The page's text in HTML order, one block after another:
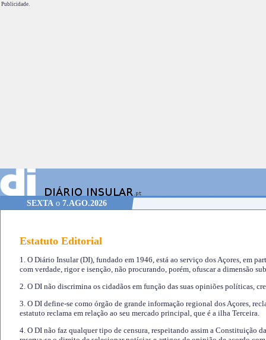
Publicidade.
SEXTA o 7.AGO.2026
Estatuto Editorial
1. O Diário Insular (DI), fundado em 1946, está ao serviço dos Açores, em
com verdade, rigor e isenção, não procurando, porém, ofuscar a dimensão
2. O DI não discrimina os cidadãos em função das suas opiniões políticas,
3. O DI define-se como órgão de grande informação regional dos Açores,
estatuto reclama em relação ao seu mercado principal, que é a ilha Terceira.
4. O DI não faz qualquer tipo de censura, respeitando assim a Constituição